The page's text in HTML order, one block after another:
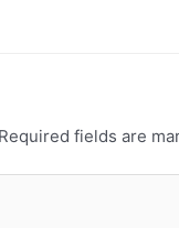
Required fields are